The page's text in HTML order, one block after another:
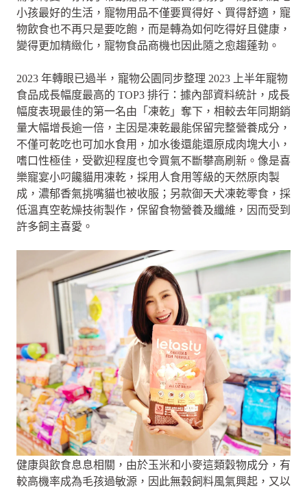
小孩最好的生活，寵物用品不僅要買得好、買得舒適，寵
物飲食也不再只是要吃飽，而是轉為如何吃得好且健康，
變得更加精緻化，寵物食品商機也因此隨之愈趨蓬勃。
2023 年轉眼已過半，寵物公園同步整理 2023 上半年寵物
食品成長幅度最高的 TOP3 排行：據內部資料統計，成長
幅度表現最佳的第一名由「凍乾」奪下，相較去年同期銷
量大幅增長逾一倍，主因是凍乾最能保留完整營養成分，
不僅可乾吃也可加水食用，加水後還能還原成肉塊大小，
嗜口性極佳，受歡迎程度也令買氣不斷攀高刷新。像是喜
樂寵宴小叼饞貓用凍乾，採用人食用等級的天然原肉製
成，濃郁香氣挑嘴貓也被收服；另款御天犬凍乾零食，採
低溫真空乾燥技術製作，保留食物營養及纖維，因而受到
許多飼主喜愛。
健康與飲食息息相關，由於玉米和小麥這類穀物成分，有
較高機率成為毛孩過敏源，因此無穀飼料風氣興起，又以